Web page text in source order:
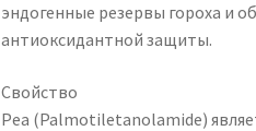
эндогенные резервы гороха и
антиоксидантной защиты.
Свойство
Pea (Palmotiletanolamide)